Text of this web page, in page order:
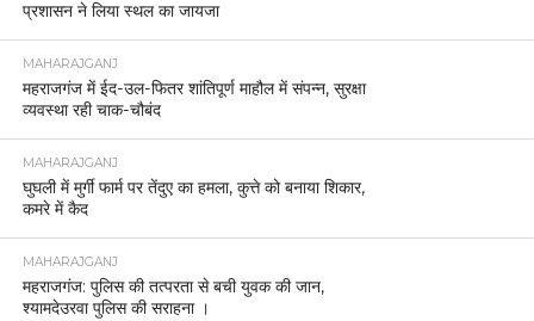
प्रशासन ने लिया स्थल का जायजा
MAHARAJGANJ
महराजगंज में ईद-उल-फितर शांतिपूर्ण माहौल में संपन्न, सुरक्षा
व्यवस्था रही चाक-चौबंद
MAHARAJGANJ
घुघली में मुर्गी फार्म पर तेंदुए का हमला, कुत्ते को बनाया शिकार,
कमरे में कैद
MAHARAJGANJ
महराजगंज: पुलिस की तत्परता से बची युवक की जान,
श्यामदेउरवा पुलिस की सराहना ।